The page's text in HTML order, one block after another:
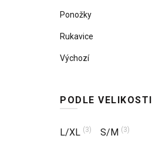
Ponožky
Rukavice
Výchozí
PODLE VELIKOSTI
L/XL (3) S/M (3)